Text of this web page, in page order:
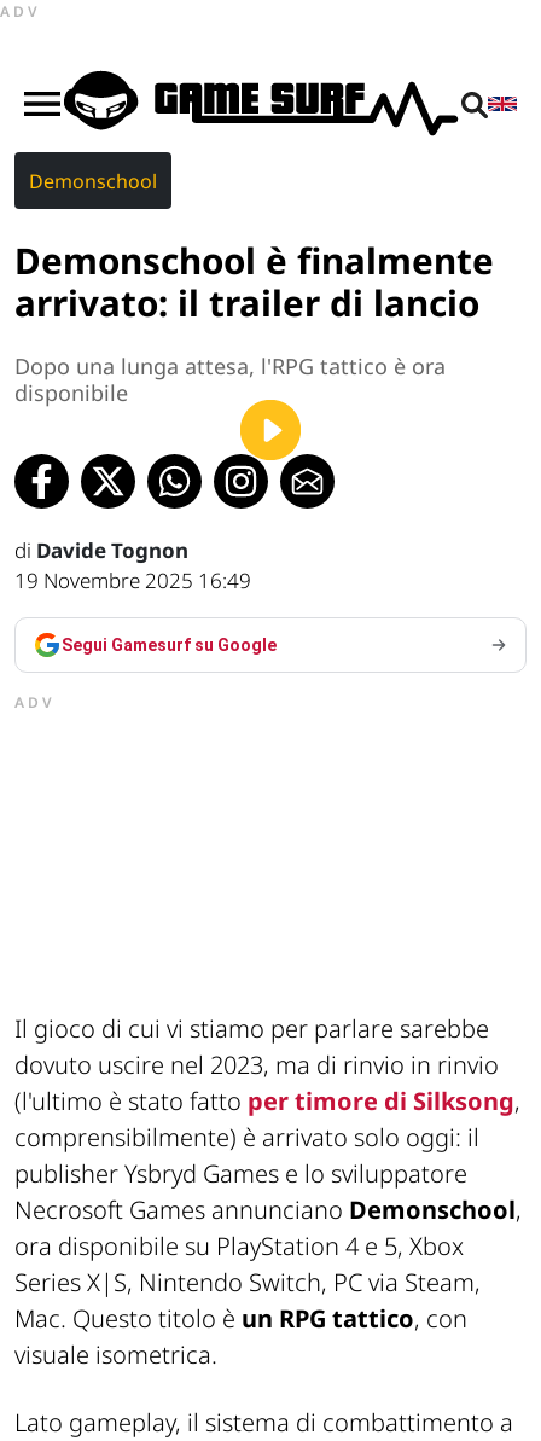
ADV
Demonschool
Demonschool è finalmente
arrivato: il trailer di lancio
Dopo una lunga attesa, l'RPG tattico è ora
disponibile
di Davide Tognon
19 Novembre 2025 16:49
Segui Gamesurf su Google
ADV
Il gioco di cui vi stiamo per parlare sarebbe
dovuto uscire nel 2023, ma di rinvio in rinvio
(l'ultimo è stato fatto per timore di Silksong,
comprensibilmente) è arrivato solo oggi: il
publisher Ysbryd Games e lo sviluppatore
Necrosoft Games annunciano Demonschool,
ora disponibile su PlayStation 4 e 5, Xbox
Series X|S, Nintendo Switch, PC via Steam,
Mac. Questo titolo è un RPG tattico, con
visuale isometrica.
Lato gameplay, il sistema di combattimento a